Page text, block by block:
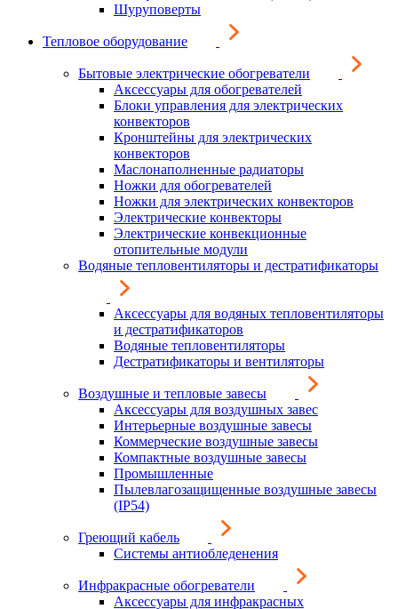
Шуруповерты
Тепловое оборудование
Бытовые электрические обогреватели
Аксессуары для обогревателей
Блоки управления для электрических
конвекторов
Кронштейны для электрических
конвекторов
Маслонаполненные радиаторы
Ножки для обогревателей
Ножки для электрических конвекторов
Электрические конвекторы
Электрические конвекционные
отопительные модули
Водяные тепловентиляторы и дестратификаторы
Аксессуары для водяных тепловентиляторы
и дестратификаторов
Водяные тепловентиляторы
Дестратификаторы и вентиляторы
Воздушные и тепловые завесы
Аксессуары для воздушных завес
Интерьерные воздушные завесы
Коммерческие воздушные завесы
Компактные воздушные завесы
Промышленные
Пылевлагозащищенные воздушные завесы
(IP54)
Греющий кабель
Системы антиобледенения
Инфракрасные обогреватели
Аксессуары для инфракрасных